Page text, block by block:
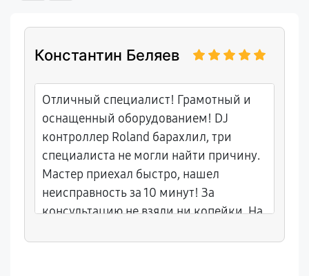
Константин Беляев
Отличный специалист! Грамотный и
оснащенный оборудованием! DJ
контроллер Roland барахлил, три
специалиста не могли найти причину.
Мастер приехал быстро, нашел
неисправность за 10 минут! За
консультацию не взяли ни копейки. На